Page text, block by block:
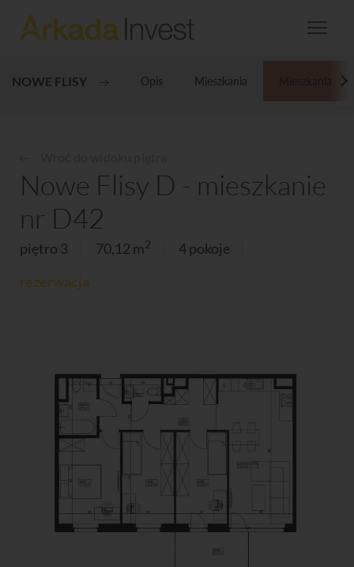
NOWE FLISY Opis Mieszkania
Nowe Flisy D - mieszkanie
nr D42
piętro 3 70,12 m2
4 pokoje
rezerwacja